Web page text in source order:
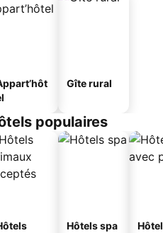
Gîte rural
populaires
Hôtels spa